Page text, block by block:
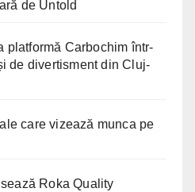
de Untold
platformă Carbochim într-
de divertisment din Cluj-
care vizează munca pe
Roka Quality